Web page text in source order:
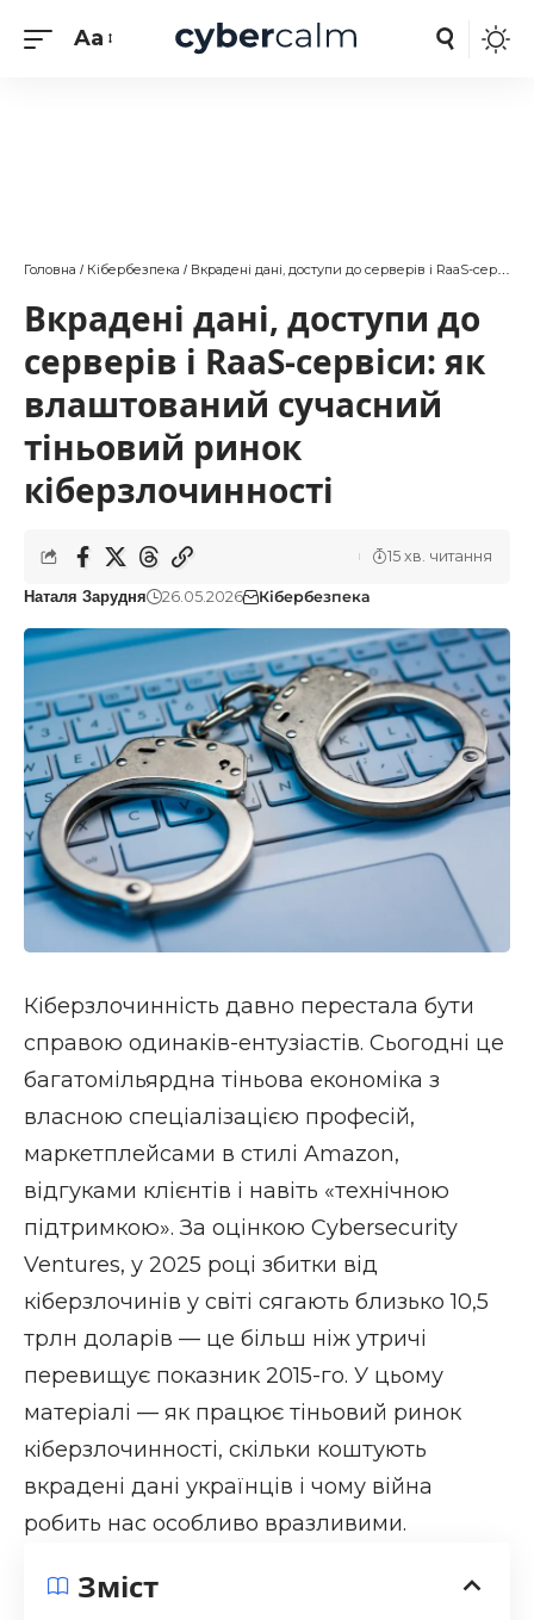
Aa
Головна / Кібербезпека / Вкрадені дані, доступи до серверів і RaaS-сервіси: як влаштований сучасний тіньовий ринок кіберзлочинності
Вкрадені дані, доступи до
серверів і RaaS-сервіси: як
влаштований сучасний
тіньовий ринок
кіберзлочинності
Наталя Зарудня 26.05.2026 Кібербезпека
15 хв. читання
Кіберзлочинність давно перестала бути
справою одинаків-ентузіастів. Сьогодні це
багатомільярдна тіньова економіка з
власною спеціалізацією професій,
маркетплейсами в стилі Amazon,
відгуками клієнтів і навіть «технічною
підтримкою». За оцінкою Cybersecurity
Ventures, у 2025 році збитки від
кіберзлочинів у світі сягають близько 10,5
трлн доларів — це більш ніж утричі
перевищує показник 2015-го. У цьому
матеріалі — як працює тіньовий ринок
кіберзлочинності, скільки коштують
вкрадені дані українців і чому війна
робить нас особливо вразливими.
Зміст